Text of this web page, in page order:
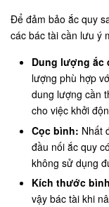
Để đảm bảo ắc quy
các bác tài cần lưu ý
Dung lượng ắc
lượng phù hợp
dung lượng cần
cho việc khởi
Cọc bình: Nhất
đầu nối ắc quy
không sử dụng
Kích thước
vậy bác tài khi